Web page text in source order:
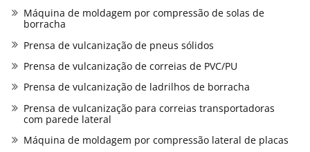
Máquina de moldagem por compressão de solas de
borracha
Prensa de vulcanização de pneus sólidos
Prensa de vulcanização de correias de PVC/PU
Prensa de vulcanização de ladrilhos de borracha
Prensa de vulcanização para correias transportadoras
com parede lateral
Máquina de moldagem por compressão lateral de placas